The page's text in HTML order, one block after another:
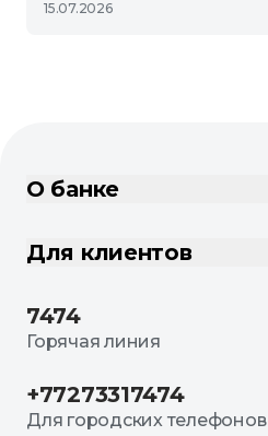
15.07.2026
О банке
Для клиентов
7474
Горячая линия
+77273317474
Для городских телефонов